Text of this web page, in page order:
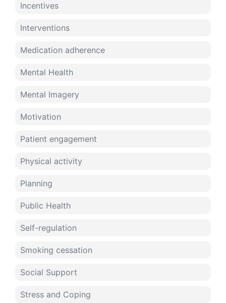
Incentives
Interventions
Medication adherence
Mental Health
Mental Imagery
Motivation
Patient engagement
Physical activity
Planning
Public Health
Self-regulation
Smoking cessation
Social Support
Stress and Coping